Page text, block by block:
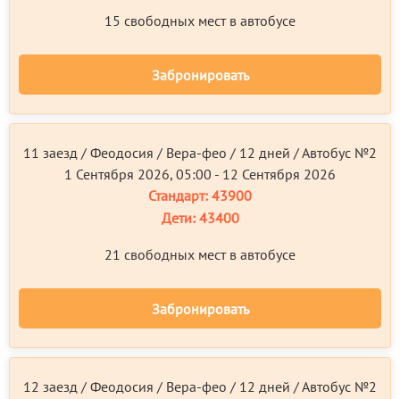
15 свободных мест в автобусе
Забронировать
11 заезд / Феодосия / Вера-фео / 12 дней / Автобус №2
1 Сентября 2026, 05:00 - 12 Сентября 2026
Стандарт: 43900
Дети:43400
21 свободных мест в автобусе
Забронировать
12 заезд / Феодосия / Вера-фео / 12 дней / Автобус №2